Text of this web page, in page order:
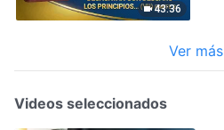
43:36
Ver más
Videos seleccionados